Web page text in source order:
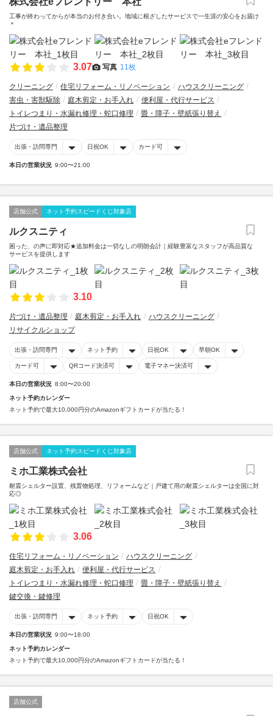
工事が終わってからが本当のお付き合い。地域に根ざしたサービスで一生涯の安心をお届け
＊
3.07 写真 11枚
クリーニング 住宅リフォーム・リノベーション
ハウスクリーニング
害虫・害獣駆除
庭木剪定・お手入れ
便利屋・代行サービス
トイレつまり・水漏れ修理・蛇口修理
畳・障子・壁紙張り替え
片づけ・遺品整理
出張・訪問専門 日祝OK カード可
本日の営業状況 9:00〜21:00
店舗公式 ネット予約スピードくじ対象店
ルクスニティ
困った、の声に即対応★追加料金は一切なしの明朗会計｜経験豊富なスタッフが高品質な
サービスを提供します
3.10
片づけ・遺品整理 庭木剪定・お手入れ
ハウスクリーニング
リサイクルショップ
出張・訪問専門 ネット予約 日祝OK 早朝OK
カード可 QRコード決済可 電子マネー決済可
本日の営業状況 8:00〜20:00
ネット予約カレンダー
ネット予約で最大10,000円分のAmazonギフトカードが当たる！
店舗公式 ネット予約スピードくじ対象店
ミホ工業株式会社
耐震シェルター設置、残置物処理、リフォームなど｜戸建て用の耐震シェルターは全国に対
応◎
3.06
住宅リフォーム・リノベーション
ハウスクリーニング
庭木剪定・お手入れ
便利屋・代行サービス
トイレつまり・水漏れ修理・蛇口修理
畳・障子・壁紙張り替え
鍵交換・鍵修理
出張・訪問専門 ネット予約 日祝OK
本日の営業状況 9:00〜18:00
ネット予約カレンダー
ネット予約で最大10,000円分のAmazonギフトカードが当たる！
店舗公式